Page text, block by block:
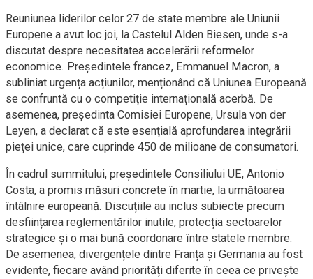
Reuniunea liderilor celor 27 de state membre ale Uniunii
Europene a avut loc joi, la Castelul Alden Biesen, unde s-a
discutat despre necesitatea accelerării reformelor
economice. Președintele francez, Emmanuel Macron, a
subliniat urgența acțiunilor, menționând că Uniunea Europeană
se confruntă cu o competiție internațională acerbă. De
asemenea, președinta Comisiei Europene, Ursula von der
Leyen, a declarat că este esențială aprofundarea integrării
pieței unice, care cuprinde 450 de milioane de consumatori.
În cadrul summitului, președintele Consiliului UE, Antonio
Costa, a promis măsuri concrete în martie, la următoarea
întâlnire europeană. Discuțiile au inclus subiecte precum
desființarea reglementărilor inutile, protecția sectoarelor
strategice și o mai bună coordonare între statele membre.
De asemenea, divergențele dintre Franța și Germania au fost
evidente, fiecare având priorități diferite în ceea ce privește